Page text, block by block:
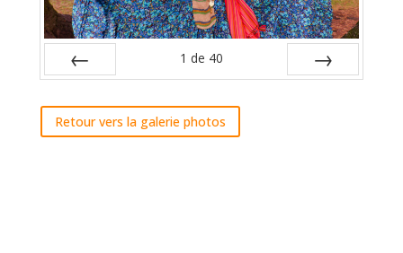
1 de 40
Retour vers la galerie photos